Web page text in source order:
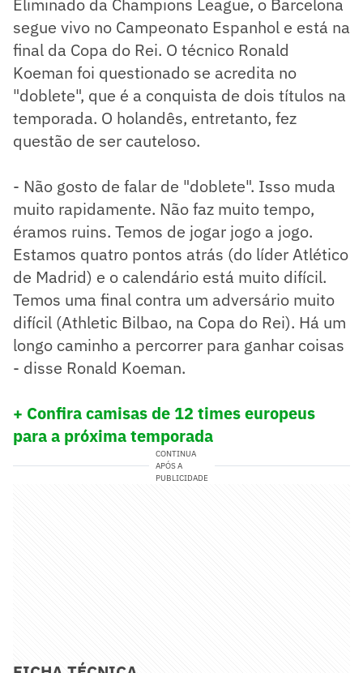
Eliminado da Champions League, o Barcelona
segue vivo no Campeonato Espanhol e está na
final da Copa do Rei. O técnico Ronald
Koeman foi questionado se acredita no
"doblete", que é a conquista de dois títulos na
temporada. O holandês, entretanto, fez
questão de ser cauteloso.
- Não gosto de falar de "doblete". Isso muda
muito rapidamente. Não faz muito tempo,
éramos ruins. Temos de jogar jogo a jogo.
Estamos quatro pontos atrás (do líder Atlético
de Madrid) e o calendário está muito difícil.
Temos uma final contra um adversário muito
difícil (Athletic Bilbao, na Copa do Rei). Há um
longo caminho a percorrer para ganhar coisas
- disse Ronald Koeman.
+ Confira camisas de 12 times europeus
para a próxima temporada
CONTINUA
APÓS A
PUBLICIDADE